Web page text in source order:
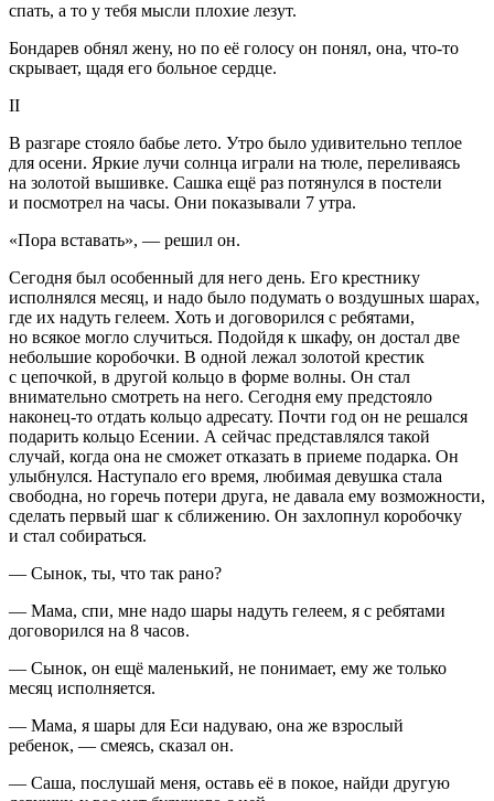
спать, а то у тебя мысли плохие лезут.
Бондарев обнял жену, но по её голосу он понял, она, что-то
скрывает, щадя его больное сердце.
II
В разгаре стояло бабье лето. Утро было удивительно теплое
для осени. Яркие лучи солнца играли на тюле, переливаясь
на золотой вышивке. Сашка ещё раз потянулся в постели
и посмотрел на часы. Они показывали 7 утра.
«Пора вставать», — решил он.
Сегодня был особенный для него день. Его крестнику
исполнялся месяц, и надо было подумать о воздушных шарах,
где их надуть гелеем. Хоть и договорился с ребятами,
но всякое могло случиться. Подойдя к шкафу, он достал две
небольшие коробочки. В одной лежал золотой крестик
с цепочкой, в другой кольцо в форме волны. Он стал
внимательно смотреть на него. Сегодня ему предстояло
наконец-то отдать кольцо адресату. Почти год он не решался
подарить кольцо Есении. А сейчас представлялся такой
случай, когда она не сможет отказать в приеме подарка. Он
улыбнулся. Наступало его время, любимая девушка стала
свободна, но горечь потери друга, не давала ему возможности,
сделать первый шаг к сближению. Он захлопнул коробочку
и стал собираться.
— Сынок, ты, что так рано?
— Мама, спи, мне надо шары надуть гелеем, я с ребятами
договорился на 8 часов.
— Сынок, он ещё маленький, не понимает, ему же только
месяц исполняется.
— Мама, я шары для Еси надуваю, она же взрослый
ребенок, — смеясь, сказал он.
— Саша, послушай меня, оставь её в покое, найди другую